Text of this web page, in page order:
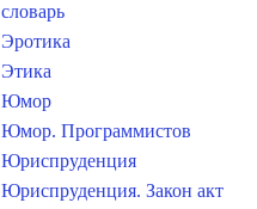
словарь
Эротика
Этика
Юмор
Юмор. Программистов
Юриспруденция
Юриспруденция. Закон акт